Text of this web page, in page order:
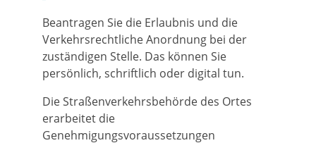
Beantragen Sie die Erlaubnis und die
Verkehrsrechtliche Anordnung bei der
zuständigen Stelle. Das können Sie
persönlich, schriftlich oder digital tun.
Die Straßenverkehrsbehörde des Ortes
erarbeitet die
Genehmigungsvoraussetzungen